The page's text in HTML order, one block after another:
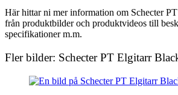
Här hittar ni mer information om Schecter
från produktbilder och produktvideos till
specifikationer m.m.
Fler bilder: Schecter PT Elgitarr